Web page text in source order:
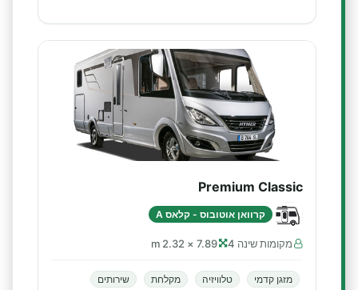
Premium Classic
קרוואן אוטובוס - קלאס A
מקומות שינה 4 7.89 × 2.32 m
מזגן קדמי טלוויזיה מקלחת
שירותים